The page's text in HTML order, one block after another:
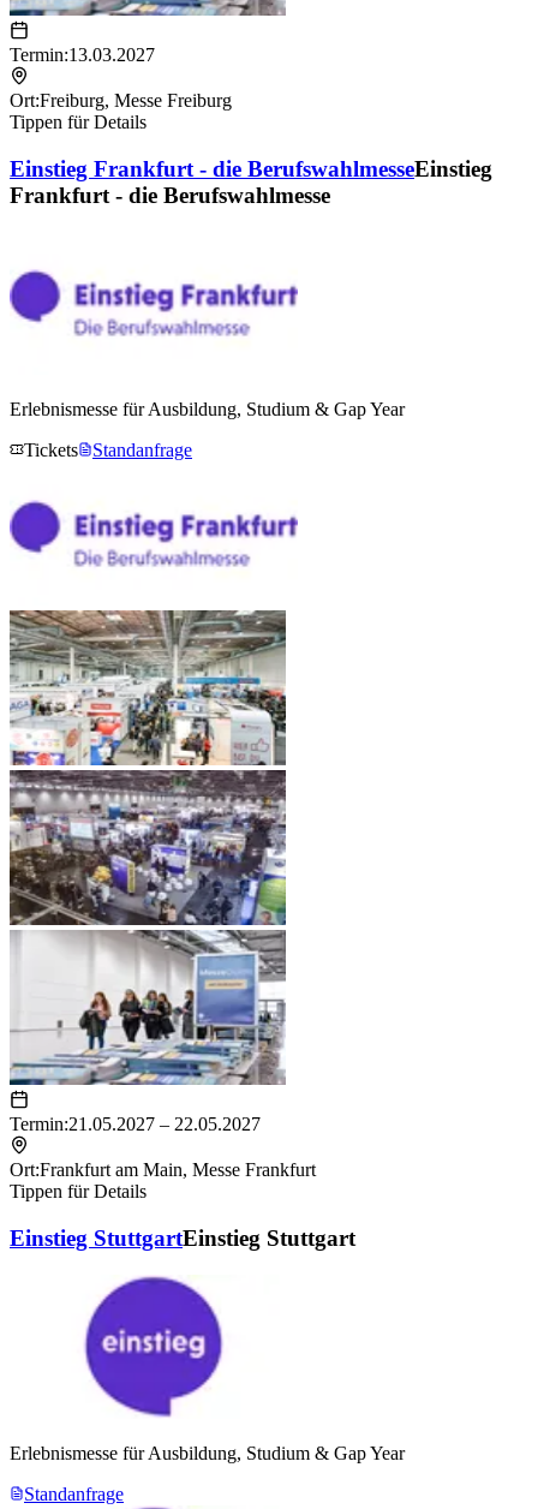
Termin:13.03.2027
Ort:Freiburg, Messe Freiburg
Tippen für Details
Einstieg Frankfurt - die BerufswahlmesseEinstieg
Frankfurt - die Berufswahlmesse
Erlebnismesse für Ausbildung, Studium & Gap Year
Tickets
Standanfrage
Termin:21.05.2027 – 22.05.2027
Ort:Frankfurt am Main, Messe Frankfurt
Tippen für Details
Einstieg StuttgartEinstieg Stuttgart
Erlebnismesse für Ausbildung, Studium & Gap Year
Standanfrage